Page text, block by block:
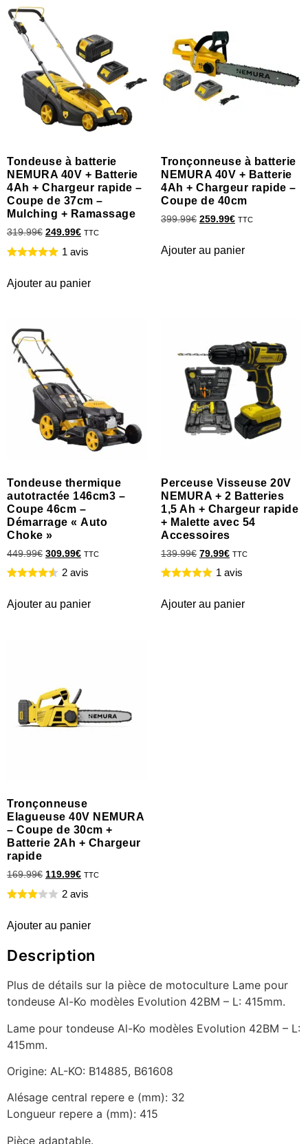
Tondeuse à batterie
NEMURA 40V + Batterie
4Ah + Chargeur rapide –
Coupe de 37cm –
Mulching + Ramassage
319.99€ 249.99€ TTC
1 avis
Ajouter au panier
Tronçonneuse à batterie
NEMURA 40V + Batterie
4Ah + Chargeur rapide –
Coupe de 40cm
399.99€ 259.99€ TTC
Ajouter au panier
Tondeuse thermique
autotractée 146cm3 –
Coupe 46cm –
Démarrage « Auto
Choke »
449.99€ 309.99€ TTC
2 avis
Ajouter au panier
Perceuse Visseuse 20V
NEMURA + 2 Batteries
1,5 Ah + Chargeur rapide
+ Malette avec 54
Accessoires
139.99€ 79.99€ TTC
1 avis
Ajouter au panier
Tronçonneuse
Elagueuse 40V NEMURA
– Coupe de 30cm +
Batterie 2Ah + Chargeur
rapide
169.99€ 119.99€ TTC
2 avis
Ajouter au panier
Description
Plus de détails sur la pièce de motoculture Lame pour
tondeuse Al-Ko modèles Evolution 42BM – L: 415mm.
Lame pour tondeuse Al-Ko modèles Evolution 42BM – L:
415mm.
Origine: AL-KO: B14885, B61608
Alésage central repere e (mm): 32
Longueur repere a (mm): 415
Pièce adaptable.